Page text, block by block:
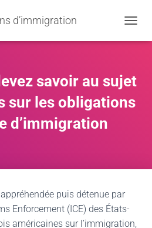
d’immigration
savoir au sujet
sur les obligations
d’immigration
puis détenue par
Enforcement (ICE) des États-
américaines sur l’immigration,